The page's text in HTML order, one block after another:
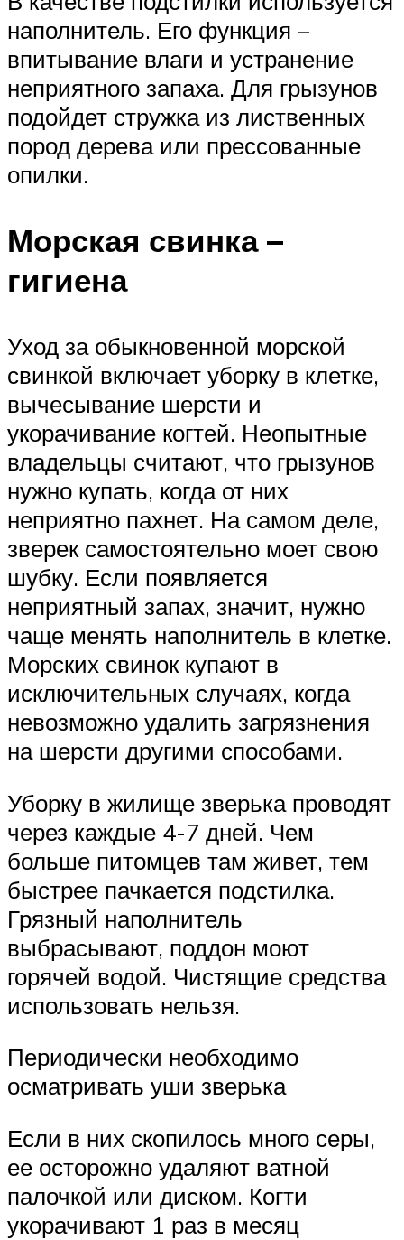
наполнитель. Его функция –
впитывание влаги и устранение
неприятного запаха. Для грызунов
подойдет стружка из лиственных
пород дерева или прессованные
опилки.
Морская свинка –
гигиена
Уход за обыкновенной морской
свинкой включает уборку в клетке,
вычесывание шерсти и
укорачивание когтей. Неопытные
владельцы считают, что грызунов
нужно купать, когда от них
неприятно пахнет. На самом деле,
зверек самостоятельно моет свою
шубку. Если появляется
неприятный запах, значит, нужно
чаще менять наполнитель в клетке.
Морских свинок купают в
исключительных случаях, когда
невозможно удалить загрязнения
на шерсти другими способами.
Уборку в жилище зверька проводят
через каждые 4-7 дней. Чем
больше питомцев там живет, тем
быстрее пачкается подстилка.
Грязный наполнитель
выбрасывают, поддон моют
горячей водой. Чистящие средства
использовать нельзя.
Периодически необходимо
осматривать уши зверька
Если в них скопилось много серы,
ее осторожно удаляют ватной
палочкой или диском. Когти
укорачивают 1 раз в месяц